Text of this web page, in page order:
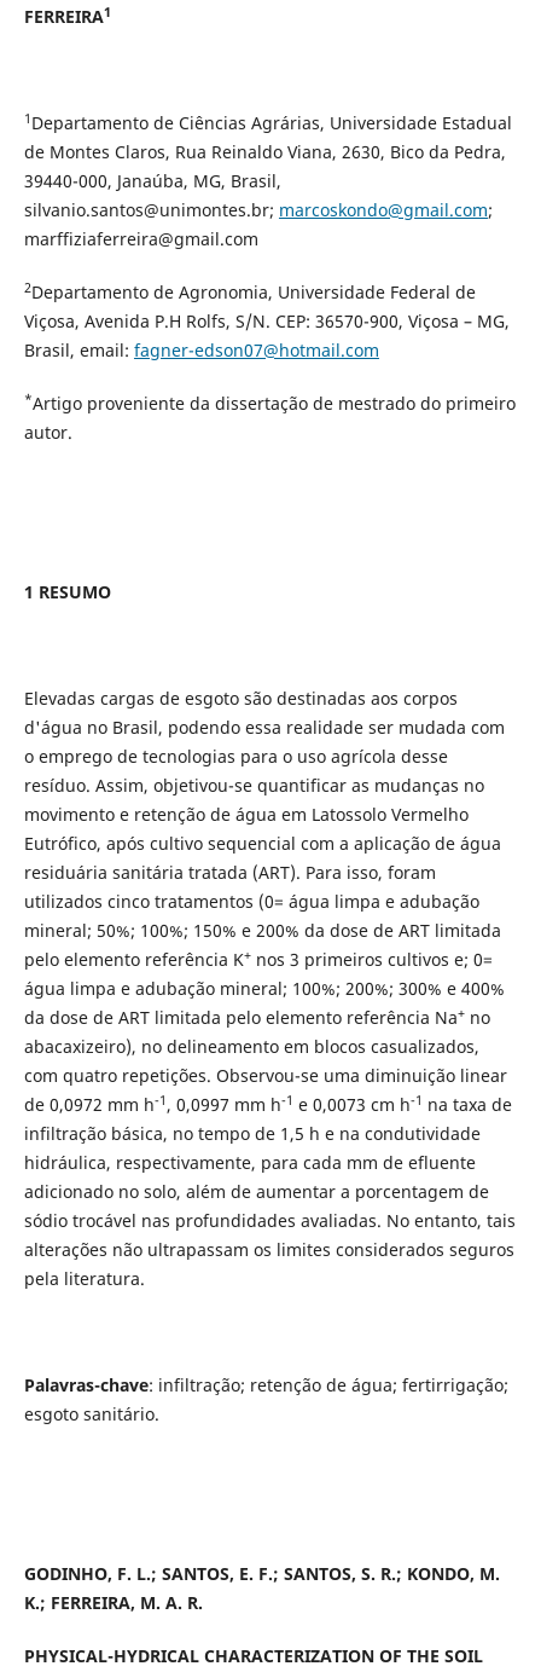
FERREIRA1
1 Departamento de Ciências Agrárias, Universidade Estadual
de Montes Claros, Rua Reinaldo Viana, 2630, Bico da Pedra,
39440-000, Janaúba, MG, Brasil,
silvanio.santos@unimontes.br; marcoskondo@gmail.com;
marffiziaferreira@gmail.com
2Departamento de Agronomia, Universidade Federal de
Viçosa, Avenida P.H Rolfs, S/N. CEP: 36570-900, Viçosa – MG,
Brasil, email: fagner-edson07@hotmail.com
*Artigo proveniente da dissertação de mestrado do primeiro
autor.
1 RESUMO
Elevadas cargas de esgoto são destinadas aos corpos
d'água no Brasil, podendo essa realidade ser mudada com
o emprego de tecnologias para o uso agrícola desse
resíduo. Assim, objetivou-se quantificar as mudanças no
movimento e retenção de água em Latossolo Vermelho
Eutrófico, após cultivo sequencial com a aplicação de água
residuária sanitária tratada (ART). Para isso, foram
utilizados cinco tratamentos (0= água limpa e adubação
mineral; 50%; 100%; 150% e 200% da dose de ART limitada
pelo elemento referência K+nos 3 primeiros cultivos e; 0=
água limpa e adubação mineral; 100%; 200%; 300% e 400%
da dose de ART limitada pelo elemento referência Na+no
abacaxizeiro), no delineamento em blocos casualizados,
com quatro repetições. Observou-se uma diminuição linear
de 0,0972 mm h-1 , 0,0997 mm h-1 e 0,0073 cm h-1 na taxa de
infiltração básica, no tempo de 1,5 h e na condutividade
hidráulica, respectivamente, para cada mm de efluente
adicionado no solo, além de aumentar a porcentagem de
sódio trocável nas profundidades avaliadas. No entanto, tais
alterações não ultrapassam os limites considerados seguros
pela literatura.
Palavras-chave: infiltração; retenção de água; fertirrigação;
esgoto sanitário.
GODINHO, F. L.; SANTOS, E. F.; SANTOS, S. R.; KONDO, M.
K.; FERREIRA, M. A. R.
PHYSICAL-HYDRICAL CHARACTERIZATION OF THE SOIL